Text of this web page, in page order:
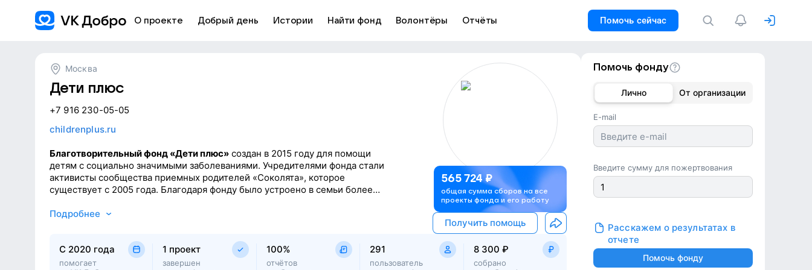
О проекте Добрый день Истории Найти фонд Волонтёры Отчёты Помочь сейчас
Москва
Дети плюс
+7 916 230-05-05
childrenplus.ru
Благотворительный фонд «Дети плюс» создан в 2015 году для помощи
детям с социально значимыми заболеваниями. Учредителями фонда стали
активисты сообщества приемных родителей «Соколята», которое
существует с 2005 года. Благодаря фонду было устроено в семьи более
деятельность фонда расширилась и на детей с другими социально
Наша цель — улучшить жизнь детей с социально значимыми
заболеваниями (СЗЗ), создать условия для их социализации и взросления,
Подробнее
565 724₽
общая сумма сборов на все
проекты фонда и его работу
Получить помощь
C 2020 года
помогает
1 проект
завершен
100%
отчётов
291
пользователь
8 300 ₽
собрано
Помочь фонду
Лично От организации
E-mail
Введите сумму для пожертвования
Расскажем о результатах в
отчете
Помочь фонду